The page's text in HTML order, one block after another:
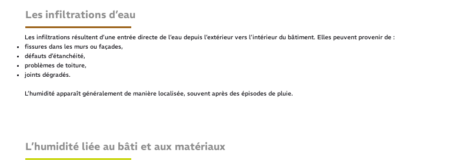
Les infiltrations d’eau
Les infiltrations résultent d’une entrée directe de l’eau depuis l’extérieur vers l’intérieur du bâtiment. Elles peuvent provenir de :
fissures dans les murs ou façades,
défauts d’étanchéité,
problèmes de toiture,
joints dégradés.
L’humidité apparaît généralement de manière localisée, souvent après des épisodes de pluie.
L’humidité liée au bâti et aux matériaux